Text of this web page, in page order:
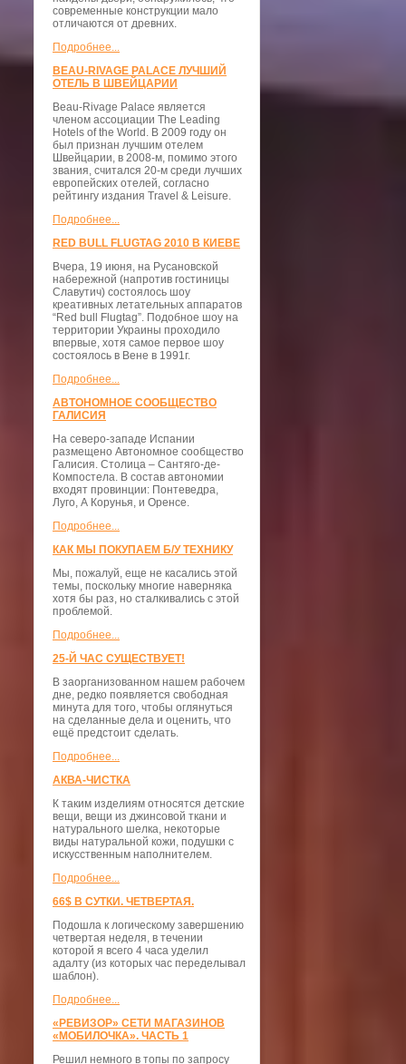
современные конструкции мало
отличаются от древних.
Подробнее...
BEAU-RIVAGE PALACE ЛУЧШИЙ
ОТЕЛЬ В ШВЕЙЦАРИИ
Beau-Rivage Palace является
членом ассоциации The Leading
Hotels of the World. В 2009 году он
был признан лучшим отелем
Швейцарии, в 2008-м, помимо этого
звания, считался 20-м среди лучших
европейских отелей, согласно
рейтингу издания Travel & Leisure.
Подробнее...
RED BULL FLUGTAG 2010 В КИЕВЕ
Вчера, 19 июня, на Русановской
набережной (напротив гостиницы
Славутич) состоялось шоу
креативных летательных аппаратов
“Red bull Flugtag”. Подобное шоу на
территории Украины проходило
впервые, хотя самое первое шоу
состоялось в Вене в 1991г.
Подробнее...
АВТОНОМНОЕ СООБЩЕСТВО
ГАЛИСИЯ
На северо-западе Испании
размещено Автономное сообщество
Галисия. Столица – Сантяго-де-
Компостела. В состав автономии
входят провинции: Понтеведра,
Луго, А Корунья, и Оренсе.
Подробнее...
КАК МЫ ПОКУПАЕМ Б/У ТЕХНИКУ
Мы, пожалуй, еще не касались этой
темы, поскольку многие наверняка
хотя бы раз, но сталкивались с этой
проблемой.
Подробнее...
25-Й ЧАС СУЩЕСТВУЕТ!
В заорганизованном нашем рабочем
дне, редко появляется свободная
минута для того, чтобы оглянуться
на сделанные дела и оценить, что
ещё предстоит сделать.
Подробнее...
АКВА-ЧИСТКА
К таким изделиям относятся детские
вещи, вещи из джинсовой ткани и
натурального шелка, некоторые
виды натуральной кожи, подушки с
искусственным наполнителем.
Подробнее...
66$ В СУТКИ. ЧЕТВЕРТАЯ.
Подошла к логическому завершению
четвертая неделя, в течении
которой я всего 4 часа уделил
адалту (из которых час переделывал
шаблон).
Подробнее...
«РЕВИЗОР» СЕТИ МАГАЗИНОВ
«МОБИЛОЧКА». ЧАСТЬ 1
Решил немного в топы по запросу